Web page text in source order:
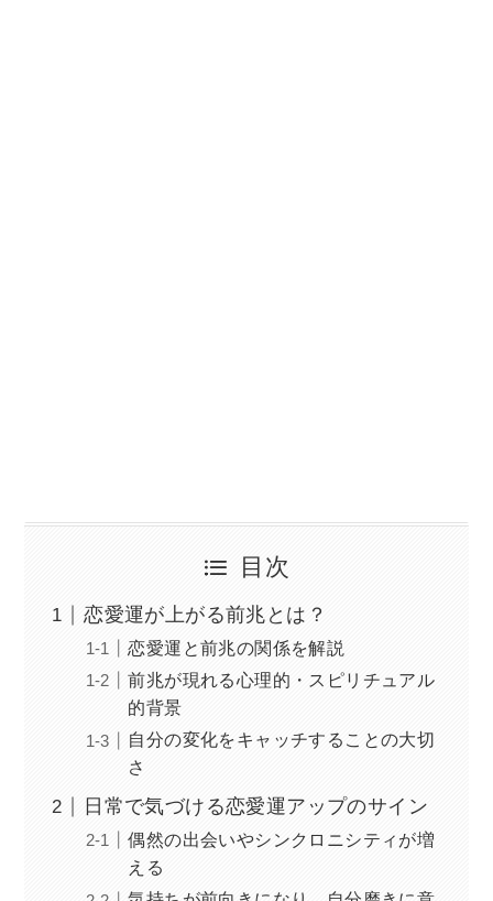
目次
恋愛運が上がる前兆とは？
恋愛運と前兆の関係を解説
前兆が現れる心理的・スピリチュアル
的背景
自分の変化をキャッチすることの大切
さ
日常で気づける恋愛運アップのサイン
偶然の出会いやシンクロニシティが増
える